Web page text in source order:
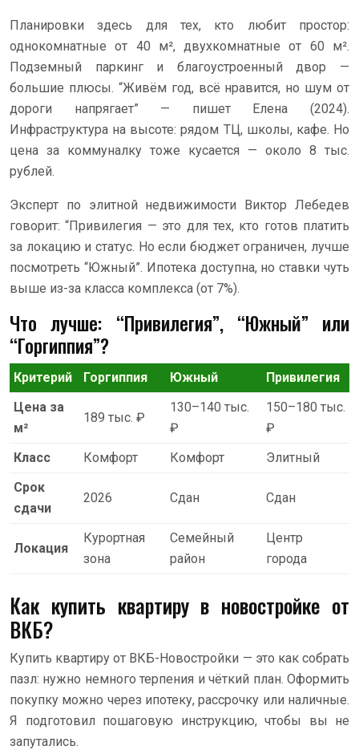
Планировки здесь для тех, кто любит простор:
однокомнатные от 40 м², двухкомнатные от 60 м².
Подземный паркинг и благоустроенный двор —
большие плюсы. “Живём год, всё нравится, но шум от
дороги напрягает” — пишет Елена (2024).
Инфраструктура на высоте: рядом ТЦ, школы, кафе. Но
цена за коммуналку тоже кусается — около 8 тыс.
рублей.
Эксперт по элитной недвижимости Виктор Лебедев
говорит: “Привилегия — это для тех, кто готов платить
за локацию и статус. Но если бюджет ограничен, лучше
посмотреть “Южный”. Ипотека доступна, но ставки чуть
выше из-за класса комплекса (от 7%).
Что лучше: “Привилегия”, “Южный” или
“Горгиппия”?
Критерий Горгиппия Южный
Привилегия
Цена за
м²
189 тыс. ₽
130–140 тыс.
₽
150–180 тыс.
₽
Класс
Комфорт Комфорт
Элитный
Срок
сдачи
2026 Сдан Сдан
Локация
Курортная
зона
Семейный
район
Центр
города
Как купить квартиру в новостройке от
ВКБ?
Купить квартиру от ВКБ-Новостройки — это как собрать
пазл: нужно немного терпения и чёткий план. Оформить
покупку можно через ипотеку, рассрочку или наличные.
Я подготовил пошаговую инструкцию, чтобы вы не
запутались.